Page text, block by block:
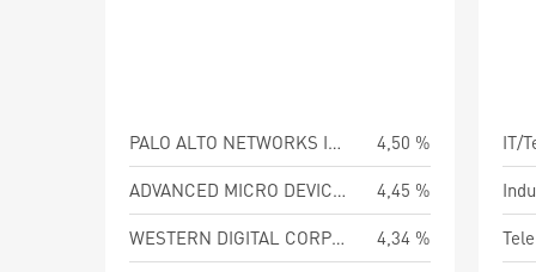
PALO ALTO NETWORKS INC
4,50 %
ADVANCED MICRO DEVICES
4,45 %
WESTERN DIGITAL CORPORATION
4,34 %
IT/